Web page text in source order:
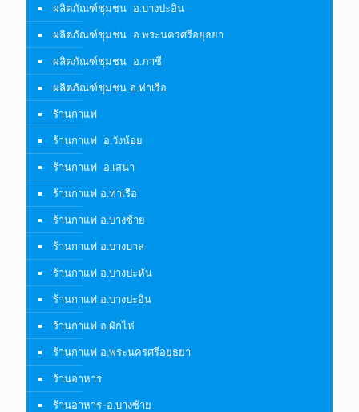
ผลิตภัณฑ์ชุมชน อ.บางปะอิน
ผลิตภัณฑ์ชุมชน อ.พระนครศรีอยุธยา
ผลิตภัณฑ์ชุมชน อ.ภาชี
ผลิตภัณฑ์ชุมชน อ.ท่าเรือ
ร้านกาแฟ
ร้านกาแฟ อ.วังน้อย
ร้านกาแฟ อ.เสนา
ร้านกาแฟ อ.ท่าเรือ
ร้านกาแฟ อ.บางซ้าย
ร้านกาแฟ อ.บางบาล
ร้านกาแฟ อ.บางปะหัน
ร้านกาแฟ อ.บางปะอิน
ร้านกาแฟ อ.ผักไห่
ร้านกาแฟ อ.พระนครศรีอยุธยา
ร้านอาหาร
ร้านอาหาร-อ.บางซ้าย